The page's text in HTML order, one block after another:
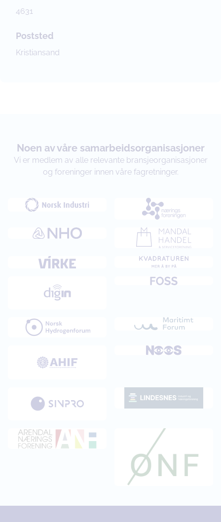
4631
Poststed
Kristiansand
Noen av våre samarbeidsorganisasjoner
Vi er medlem av alle relevante bransjeorganisasjoner
og foreninger innen våre fagretninger.